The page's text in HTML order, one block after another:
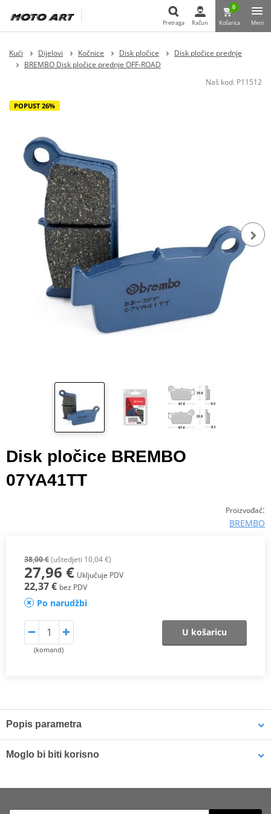
Pretraga
Pretraga Račun
0
Košarica Meni
Kući Dijelovi Kočnice Disk pločice
Disk pločice prednje
BREMBO Disk pločice prednje OFF-ROAD
Naš kod: P11512
POPUST 26%
Disk pločice BREMBO
07YA41TT
Proizvođač:
BREMBO
38,00 €(uštedjeti 10,04 €)
27,96 € Uključuje PDV
22,37 € bez PDV
Po narudžbi
(komand)
U košaricu
Popis parametra
Moglo bi biti korisno
ml (ideal for workshops)